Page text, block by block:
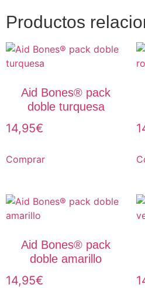
Productos
Aid Bones® pack
doble turquesa
14,95€
Comprar
Aid Bones® pack
doble amarillo
14,95€